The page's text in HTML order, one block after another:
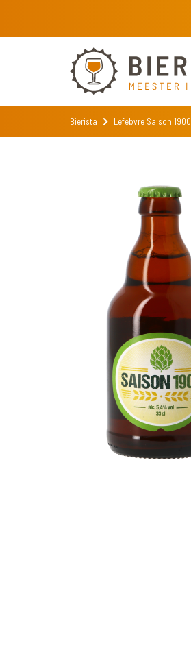
Bierista Lefebvre Saison 1900